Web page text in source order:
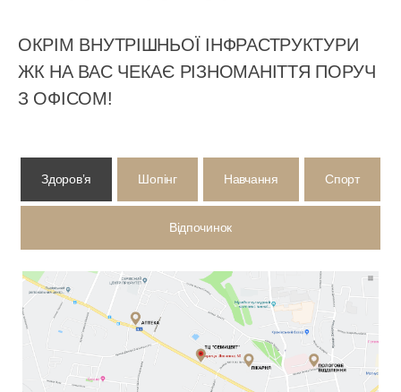
ОКРІМ ВНУТРІШНЬОЇ ІНФРАСТРУКТУРИ
ЖК НА ВАС ЧЕКАЄ РІЗНОМАНІТТЯ ПОРУЧ
З ОФІСОМ!
Здоровʼя Шопінг Навчання Спорт
Відпочинок